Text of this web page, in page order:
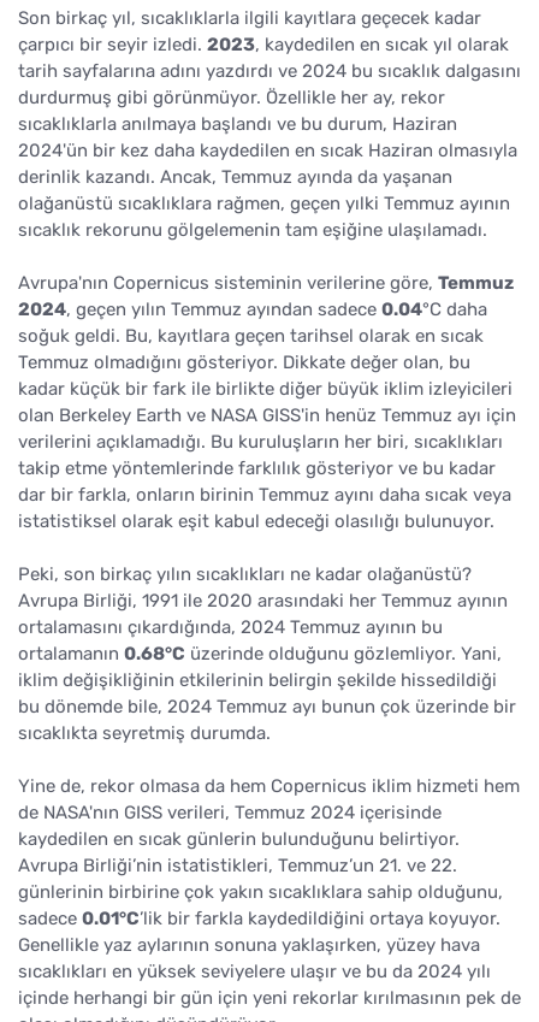
Son birkaç yıl, sıcaklıklarla ilgili kayıtlara geçecek kadar
çarpıcı bir seyir izledi. 2023, kaydedilen en sıcak yıl olarak
tarih sayfalarına adını yazdırdı ve 2024 bu sıcaklık dalgasını
durdurmuş gibi görünmüyor. Özellikle her ay, rekor
sıcaklıklarla anılmaya başlandı ve bu durum, Haziran
2024'ün bir kez daha kaydedilen en sıcak Haziran olmasıyla
derinlik kazandı. Ancak, Temmuz ayında da yaşanan
olağanüstü sıcaklıklara rağmen, geçen yılki Temmuz ayının
sıcaklık rekorunu gölgelemenin tam eşiğine ulaşılamadı.
Avrupa'nın Copernicus sisteminin verilerine göre, Temmuz
2024, geçen yılın Temmuz ayından sadece 0.04°C daha
soğuk geldi. Bu, kayıtlara geçen tarihsel olarak en sıcak
Temmuz olmadığını gösteriyor. Dikkate değer olan, bu
kadar küçük bir fark ile birlikte diğer büyük iklim izleyicileri
olan Berkeley Earth ve NASA GISS'in henüz Temmuz ayı için
verilerini açıklamadığı. Bu kuruluşların her biri, sıcaklıkları
takip etme yöntemlerinde farklılık gösteriyor ve bu kadar
dar bir farkla, onların birinin Temmuz ayını daha sıcak veya
istatistiksel olarak eşit kabul edeceği olasılığı bulunuyor.
Peki, son birkaç yılın sıcaklıkları ne kadar olağanüstü?
Avrupa Birliği, 1991 ile 2020 arasındaki her Temmuz ayının
ortalamasını çıkardığında, 2024 Temmuz ayının bu
ortalamanın 0.68°C üzerinde olduğunu gözlemliyor. Yani,
iklim değişikliğinin etkilerinin belirgin şekilde hissedildiği
bu dönemde bile, 2024 Temmuz ayı bunun çok üzerinde bir
sıcaklıkta seyretmiş durumda.
Yine de, rekor olmasa da hem Copernicus iklim hizmeti hem
de NASA'nın GISS verileri, Temmuz 2024 içerisinde
kaydedilen en sıcak günlerin bulunduğunu belirtiyor.
Avrupa Birliği’nin istatistikleri, Temmuz’un 21. ve 22.
günlerinin birbirine çok yakın sıcaklıklara sahip olduğunu,
sadece 0.01°C’lik bir farkla kaydedildiğini ortaya koyuyor.
Genellikle yaz aylarının sonuna yaklaşırken, yüzey hava
sıcaklıkları en yüksek seviyelere ulaşır ve bu da 2024 yılı
içinde herhangi bir gün için yeni rekorlar kırılmasının pek de